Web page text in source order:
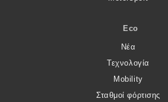
Eco
Νέα
Τεχνολογία
Mobility
Σταθμοί φόρτισης